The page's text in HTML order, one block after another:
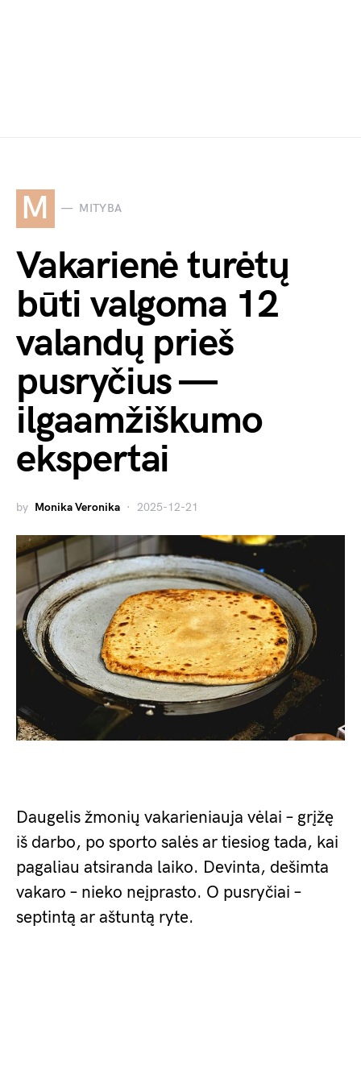
M MITYBA
Vakarienė turėtų
būti valgoma 12
valandų prieš
pusryčius —
ilgaamžiškumo
ekspertai
by Monika Veronika 2025-12-21
Daugelis žmonių vakarieniauja vėlai – grįžę
iš darbo, po sporto salės ar tiesiog tada, kai
pagaliau atsiranda laiko. Devinta, dešimta
vakaro – nieko neįprasto. O pusryčiai –
septintą ar aštuntą ryte.